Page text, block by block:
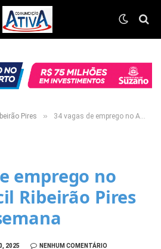
Pires » 34 vagas de emprego no Atende Fácil Ribeirão Pires para esta semana
emprego no
Ribeirão Pires
2025 NENHUM COMENTÁRIO